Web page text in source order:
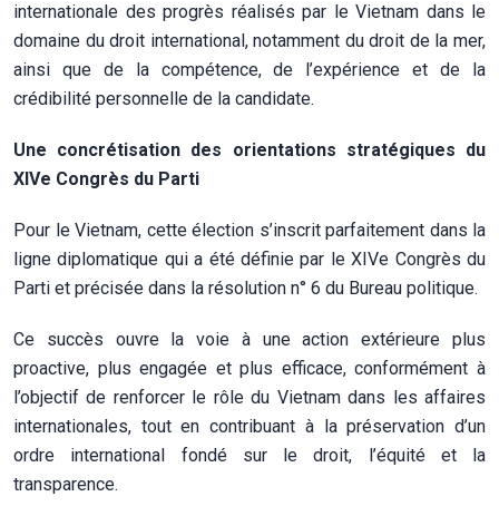
internationale des progrès réalisés par le Vietnam dans le
domaine du droit international, notamment du droit de la mer,
ainsi que de la compétence, de l’expérience et de la
crédibilité personnelle de la candidate.
Une concrétisation des orientations stratégiques du
XIVe Congrès du Parti
Pour le Vietnam, cette élection s’inscrit parfaitement dans la
ligne diplomatique qui a été définie par le XIVe Congrès du
Parti et précisée dans la résolution n° 6 du Bureau politique.
Ce succès ouvre la voie à une action extérieure plus
proactive, plus engagée et plus efficace, conformément à
l’objectif de renforcer le rôle du Vietnam dans les affaires
internationales, tout en contribuant à la préservation d’un
ordre international fondé sur le droit, l’équité et la
transparence.